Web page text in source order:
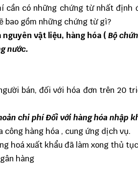
cần có những chứng từ nhất
bao gồm những chứng từ gì?
vật liệu, hàng hóa ( Bộ
nước.
bán, đối với hóa đơn trên 20
chi phíĐối với hàng hóa nhập
công hàng hóa , cung ứng dịch vụ.
hoá xuất khẩu đã làm xong thủ
hàng